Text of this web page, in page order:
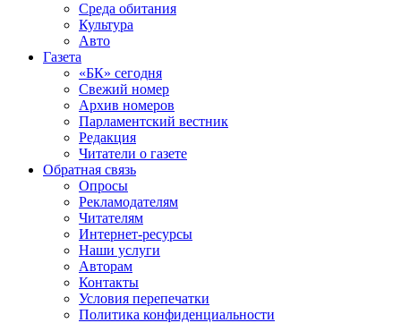
Среда обитания
Культура
Авто
Газета
«БК» сегодня
Свежий номер
Архив номеров
Парламентский вестник
Редакция
Читатели о газете
Обратная связь
Опросы
Рекламодателям
Читателям
Интернет-ресурсы
Наши услуги
Авторам
Контакты
Условия перепечатки
Политика конфиденциальности